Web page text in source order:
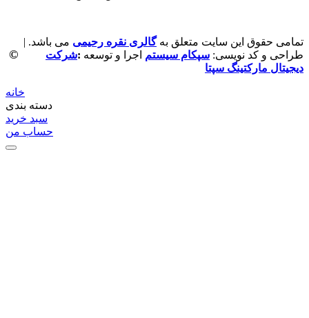
©
تمامی حقوق این سایت متعلق بهگالری نقره رحیمی می باشد. |
طراحی و کد نویسی: سپکام سیستم اجرا و توسعه :شرکت
دیجیتال مارکتینگ سپتا
خانه
دسته بندی
سبد خرید
حساب من